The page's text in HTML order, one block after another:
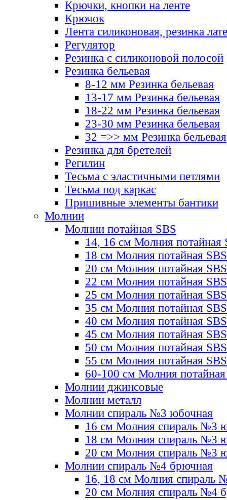
Крючки, кнопки на ленте
Крючок
Лента силиконовая, резинка
Регулятор
Резинка с силиконовой полосой
Резинка бельевая
8-12 мм Резинка бельевая
13-17 мм Резинка бельевая
18-22 мм Резинка бельевая
23-30 мм Резинка бельевая
32 =>> мм Резинка бельевая
Резинка для бретелей
Регилин
Тесьма с эластичными петлями
Тесьма под каркас
Пришивные элементы бантики
Молнии
Молнии потайная SBS
14, 16 см Молния потайная
18 см Молния потайная SBS
20 см Молния потайная SBS
22 см Молния потайная SBS
25 см Молния потайная SBS
35 см Молния потайная SBS
40 см Молния потайная SBS
45 см Молния потайная SBS
50 см Молния потайная SBS
55 см Молния потайная SBS
60-100 см Молния
Молнии джинсовые
Молнии металл
Молнии спираль №3 юбочная
16 см Молния спираль №3
18 см Молния спираль №3
20 см Молния спираль №3
Молнии спираль №4 брючная
16, 18 см Молния спираль
20 см Молния спираль №4